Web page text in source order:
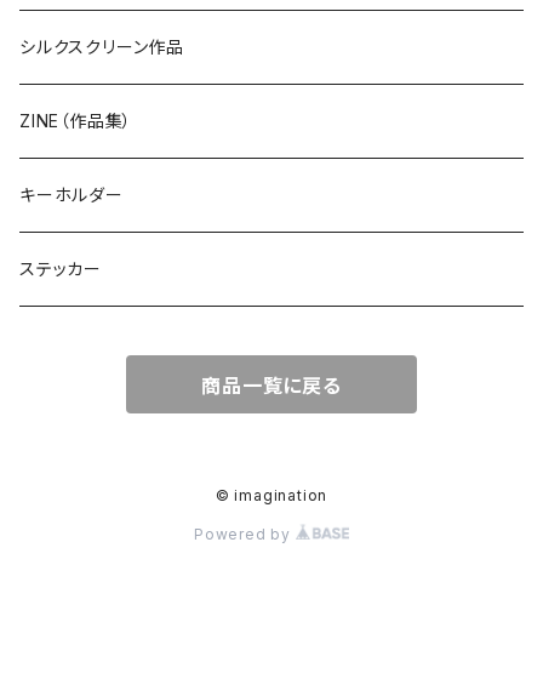
シルクスクリーン作品
ZINE（作品集）
キーホルダー
ステッカー
商品一覧に戻る
© imagination
Powered by